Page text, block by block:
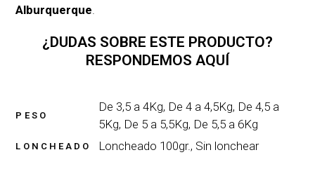
Alburquerque
¿DUDAS SOBRE ESTE PRODUCTO?
RESPONDEMOS AQUÍ
PESO
De 3,5 a 4Kg, De 4 a 4,5Kg, De 4,5 a
5Kg, De 5 a 5,5Kg, De 5,5 a 6Kg
LONCHEADO Loncheado 100gr., Sin lonchear